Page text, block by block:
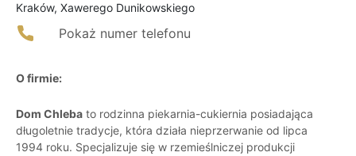
Kraków, Xawerego Dunikowskiego
Pokaż numer telefonu
O firmie:
Dom Chleba to rodzinna piekarnia-cukiernia posiadająca
długoletnie tradycje, która działa nieprzerwanie od lipca
1994 roku. Specjalizuje się w rzemieślniczej produkcji